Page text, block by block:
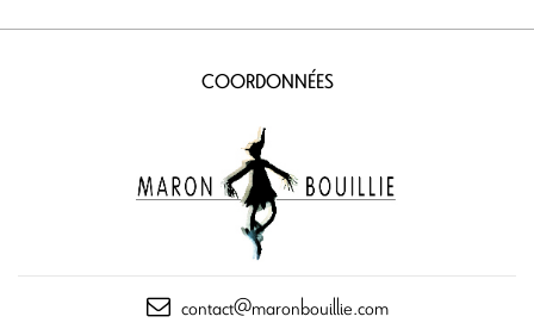
COORDONNÉES
contact@maronbouillie.com